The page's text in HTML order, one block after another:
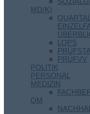
MD(K)
LOPS
PRÜFVV
POLITIK
PERSONAL
MEDIZIN
QM